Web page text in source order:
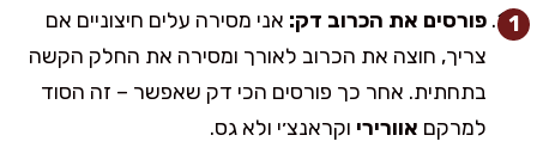
פורסים את הכרוב דק: אני מסירה עלים חיצוניים אם
צריך, חוצה את הכרוב לאורך ומסירה את החלק הקשה
בתחתית. אחר כך פורסים הכי דק שאפשר – זה הסוד
למרקם אוורירי וקראנצ׳י ולא גס.